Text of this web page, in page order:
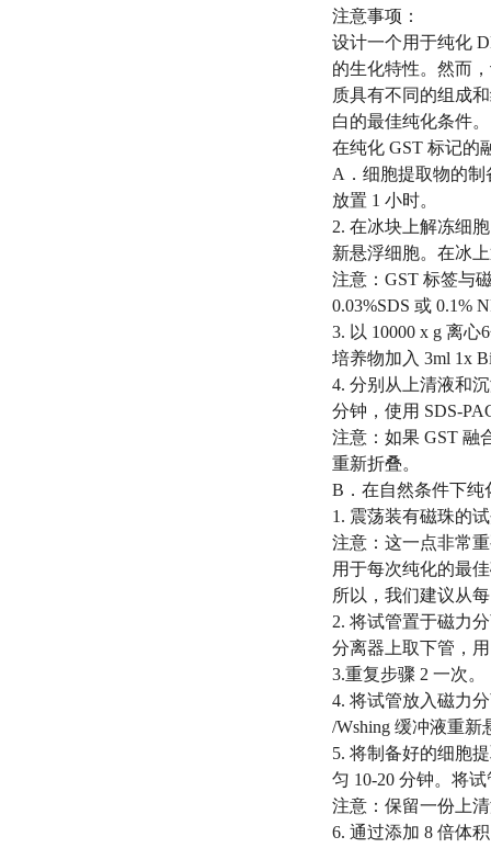
注意事项：
设计一个用于纯化
的生化特性。然而
质具有不同的组成
白的最佳纯化条件。
在纯化 GST 标记的
A．细胞提取物的
放置 1 小时。
2. 在冰块上解冻细
新悬浮细胞。在冰
注意：GST 标签与
0.03%SDS 或 0.1%
3. 以 10000 x g 离
培养物加入 3ml 1x
4. 分别从上清液和
分钟，使用 SDS-
注意：如果 GST 融
重新折叠。
B．在自然条件下纯
1. 震荡装有磁珠的
注意：这一点非常
用于每次纯化的最
所以，我们建议从
2. 将试管置于磁力
分离器上取下管，
3.重复步骤 2 一次。
4. 将试管放入磁力
/Wshing 缓冲液重新
5. 将制备好的细胞
匀 10-20 分钟。将
注意：保留一份上
6. 通过添加 8 倍体